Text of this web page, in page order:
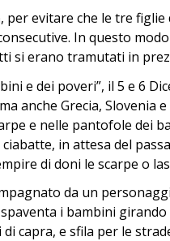
per evitare che le tre
In questo
si erano tramutati in
e dei poveri”, il 5 e 6
anche Grecia,
e nelle pantofole dei
in attesa del
di doni le scarpe o
da un
i bambini
capra, e sfila per le